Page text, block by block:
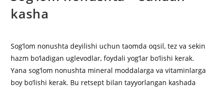
kasha
Sog‘lom nonushta deyilishi uchun taomda oqsil, tez va sekin
hazm bo‘ladigan uglevodlar, foydali yog‘lar bo‘lishi kerak.
Yana sog‘lom nonushta mineral moddalarga va vitaminlarga
boy bo‘lishi kerak. Bu retsept bilan tayyorlangan kashada